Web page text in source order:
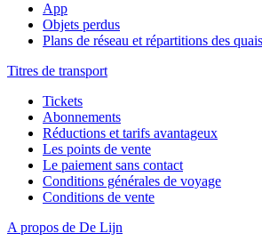
App
Objets perdus
Plans de réseau et répartitions des quais
Titres de transport
Tickets
Abonnements
Réductions et tarifs avantageux
Les points de vente
Le paiement sans contact
Conditions générales de voyage
Conditions de vente
A propos de De Lijn